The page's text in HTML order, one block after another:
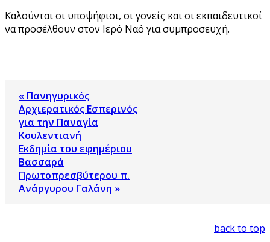
Καλούνται οι υποψήφιοι, οι γονείς και οι εκπαιδευτικοί
να προσέλθουν στον Ιερό Ναό για συμπροσευχή.
« Πανηγυρικός
Αρχιερατικός Εσπερινός
για την Παναγία
Κουλεντιανή
Εκδημία του εφημέριου
Βασσαρά
Πρωτοπρεσβύτερου π.
Ανάργυρου Γαλάνη »
back to top